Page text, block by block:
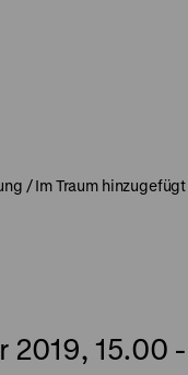
/ Im Traum
2019, 15.00